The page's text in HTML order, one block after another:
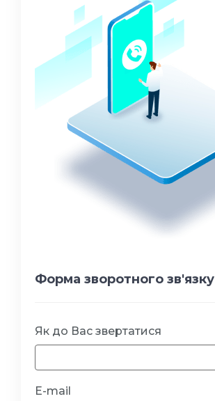
Форма зворотного зв'язку
Як до Вас звертатися
E-mail